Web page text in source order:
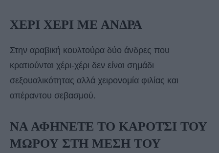
ΧΕΡΙ ΧΕΡΙ ΜΕ ΑΝΔΡΑ
Στην αραβική κουλτούρα δύο άνδρες που
κρατιούνται χέρι-χέρι δεν είναι σημάδι
σεξουαλικότητας αλλά χειρονομία φιλίας και
απέραντου σεβασμού.
ΝΑ ΑΦΗΝΕΤΕ ΤΟ ΚΑΡΟΤΣΙ ΤΟΥ
ΜΩΡΟΥ ΣΤΗ ΜΕΣΗ ΤΟΥ